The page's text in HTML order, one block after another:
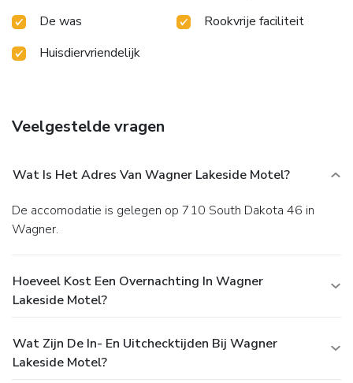
De was
Rookvrije faciliteit
Huisdiervriendelijk
Veelgestelde vragen
Wat Is Het Adres Van Wagner Lakeside Motel?
De accomodatie is gelegen op 710 South Dakota 46 in
Wagner.
Hoeveel Kost Een Overnachting In Wagner
Lakeside Motel?
Wat Zijn De In- En Uitchecktijden Bij Wagner
Lakeside Motel?